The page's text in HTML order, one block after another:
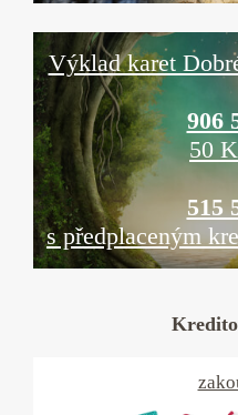
Výklad karet
906
50
515
s předplaceným